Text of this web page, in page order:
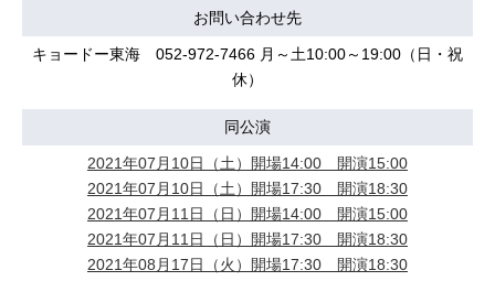
お問い合わせ先
キョードー東海 052-972-7466 月～土10:00～19:00（日・祝
休）
同公演
2021年07月10日（土）開場14:00 開演15:00
2021年07月10日（土）開場17:30 開演18:30
2021年07月11日（日）開場14:00 開演15:00
2021年07月11日（日）開場17:30 開演18:30
2021年08月17日（火）開場17:30 開演18:30